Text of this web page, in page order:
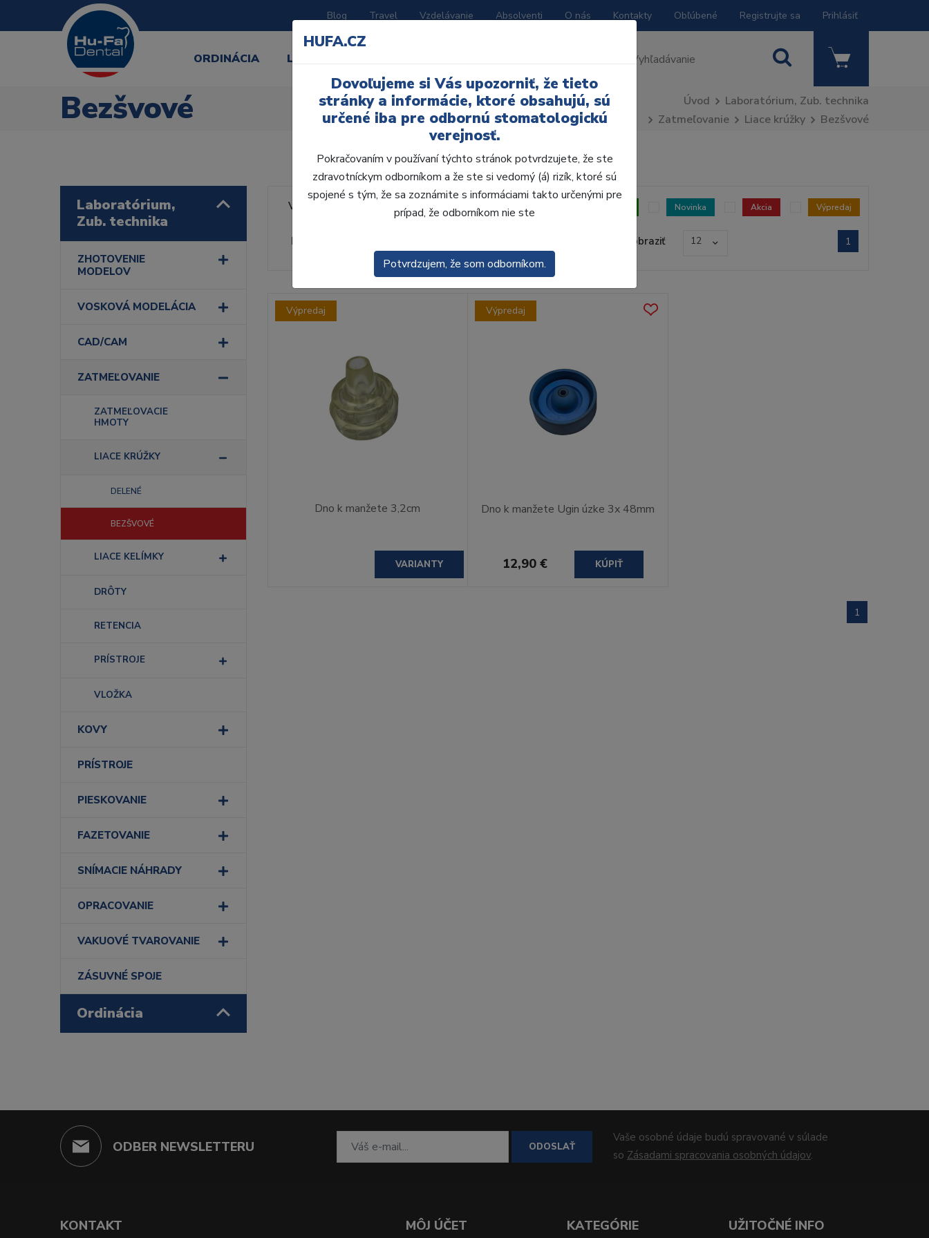
Blog Travel Vzdelávanie Absolventi O nás Kontakty Obľúbené Registrujte sa Prihlásiť
ORDINÁCIA LABORATÓRIUM
Bezšvové Úvod
Laboratórium, Zub. technika
Zatmeľovanie
Liace krúžky Bezšvové
Laboratórium,
Zub. technika
ZHOTOVENIE
MODELOV
VOSKOVÁ MODELÁCIA
CAD/CAM
ZATMEĽOVANIE
ZATMEĽOVACIE
HMOTY
LIACE KRÚŽKY
DELENÉ
BEZŠVOVÉ
LIACE KELÍMKY
DRÔTY
RETENCIA
PRÍSTROJE
VLOŽKA
KOVY
PRÍSTROJE
PIESKOVANIE
FAZETOVANIE
SNÍMACIE NÁHRADY
OPRACOVANIE
VAKUOVÉ TVAROVANIE
ZÁSUVNÉ SPOJE
Ordinácia
Výrobca: Novinka Akcia Výpredaj
Radenie Zobraziť 12 1
Výpredaj
Dno k manžete 3,2cm
VARIANTY
Výpredaj
Dno k manžete Ugin úzke 3x 48mm
12,90 € KÚPIŤ
1
ODBER NEWSLETTERU ODOSLAŤ
Vaše osobné údaje budú spravované v súlade
so Zásadami spracovania osobných údajov.
KONTAKT MÔJ ÚČET KATEGÓRIE UŽITOČNÉ INFO
HUFA.CZ
Dovoľujeme si Vás upozorniť, že tieto
stránky a informácie, ktoré obsahujú, sú
určené iba pre odbornú stomatologickú
verejnosť.
Pokračovaním v používaní týchto stránok potvrdzujete, že ste
zdravotníckym odborníkom a že ste si vedomý (á) rizík, ktoré sú
spojené s tým, že sa zoznámite s informáciami takto určenými pre
prípad, že odborníkom nie ste
Potvrdzujem, že som odborníkom.